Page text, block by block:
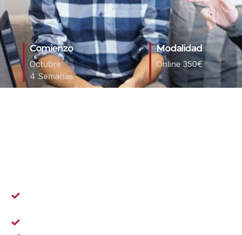
Comienzo
Octubre
4 Semanas
Modalidad
Online 350€